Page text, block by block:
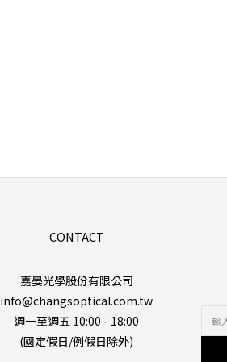
CONTACT
嘉晏光學股份有限公司
info@changsoptical.com.tw
週一至週五 10:00 - 18:00
(國定假日/例假日除外)